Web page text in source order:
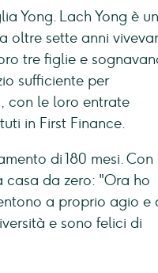
Yong. Lach Yong è
oltre sette anni
tre figlie e
sufficiente per
con le loro entrate
in First Finance.
di 180 mesi. Con
casa da zero: "Ora ho
a proprio agio e
e sono felici di